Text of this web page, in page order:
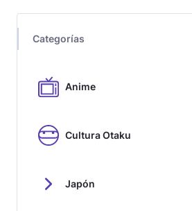
Categorías
Anime
Cultura Otaku
Japón